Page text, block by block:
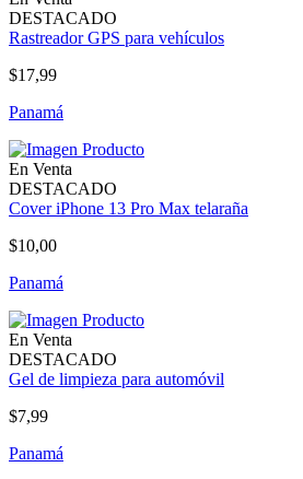
DESTACADO
Rastreador GPS para vehículos
$17,99
Panamá
En Venta
DESTACADO
Cover iPhone 13 Pro Max telaraña
$10,00
Panamá
En Venta
DESTACADO
Gel de limpieza para automóvil
$7,99
Panamá